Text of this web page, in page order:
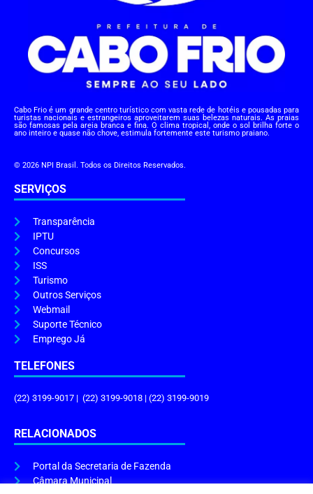
Cabo Frio é um grande centro turístico com vasta rede de hotéis e pousadas para
turistas nacionais e estrangeiros aproveitarem suas belezas naturais. As praias
são famosas pela areia branca e fina. O clima tropical, onde o sol brilha forte o
ano inteiro e quase não chove, estimula fortemente este turismo praiano.
© 2026 NPI Brasil. Todos os Direitos Reservados.
SERVIÇOS
Transparência
IPTU
Concursos
ISS
Turismo
Outros Serviços
Webmail
Suporte Técnico
Emprego Já
TELEFONES
(22) 3199-9017 | (22) 3199-9018 | (22) 3199-9019
RELACIONADOS
Portal da Secretaria de Fazenda
Câmara Municipal